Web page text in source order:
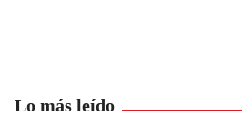
Lo más leído